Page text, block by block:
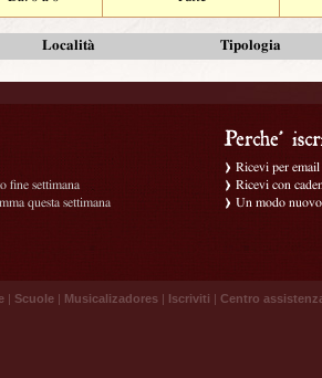
Località Tipologia
fine settimana
questa settimana
Ricevi per
Ricevi con
Un modo
| Scuole | Musicalizadores | Iscriviti | Centro